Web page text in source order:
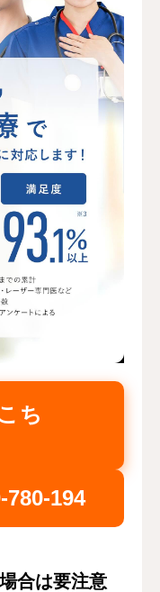
ち
780-194
合は要注意